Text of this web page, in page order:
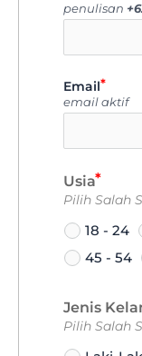
penulisan
Email
email aktif
Usia
Pilih Salah
18 - 24
45 - 54
Jenis
Pilih Salah